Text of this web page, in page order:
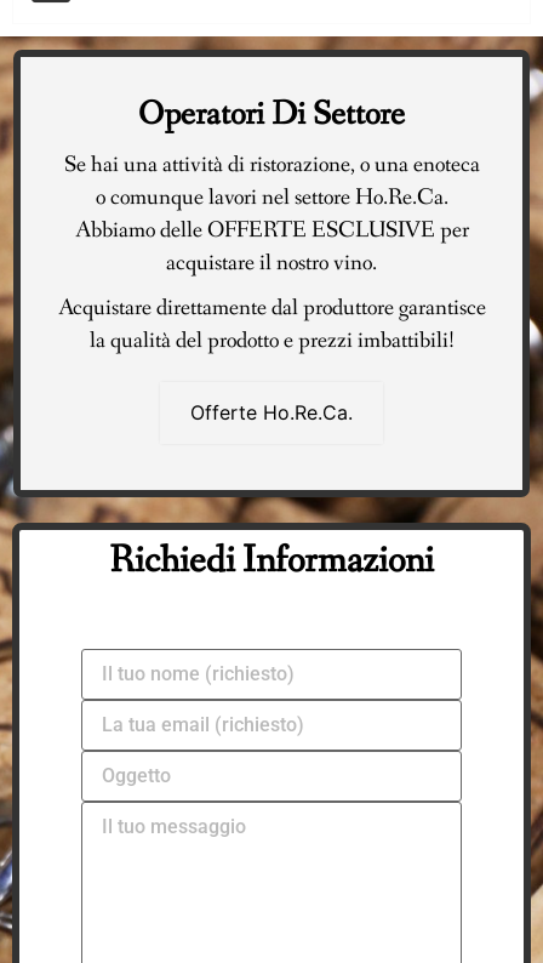
Operatori Di Settore
Se hai una attività di ristorazione, o una enoteca
o comunque lavori nel settore Ho.Re.Ca.
Abbiamo delle OFFERTE ESCLUSIVE per
acquistare il nostro vino.
Acquistare direttamente dal produttore garantisce
la qualità del prodotto e prezzi imbattibili!
Offerte Ho.Re.Ca.
Richiedi Informazioni